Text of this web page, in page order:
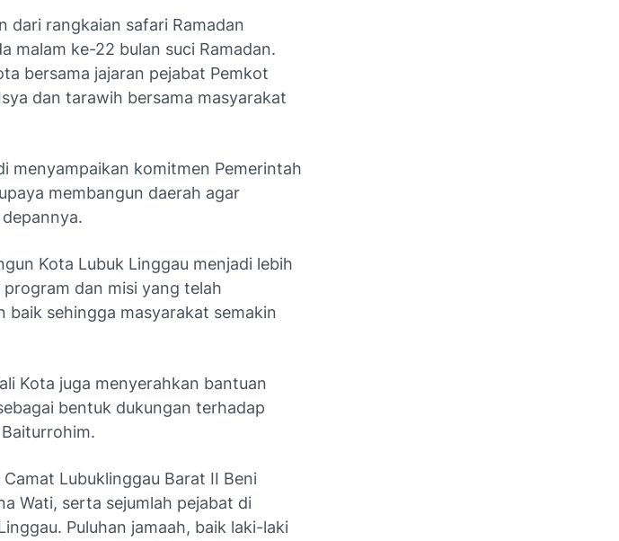
dari rangkaian safari Ramadan
malam ke-22 bulan suci Ramadan.
bersama jajaran pejabat Pemkot
dan tarawih bersama masyarakat
menyampaikan komitmen Pemerintah
membangun daerah agar
Kota Lubuk Linggau menjadi lebih
dan misi yang telah
baik sehingga masyarakat semakin
Kota juga menyerahkan bantuan
bentuk dukungan terhadap
Lubuklinggau Barat II Beni
Wati, serta sejumlah pejabat di
Puluhan jamaah, baik laki-laki